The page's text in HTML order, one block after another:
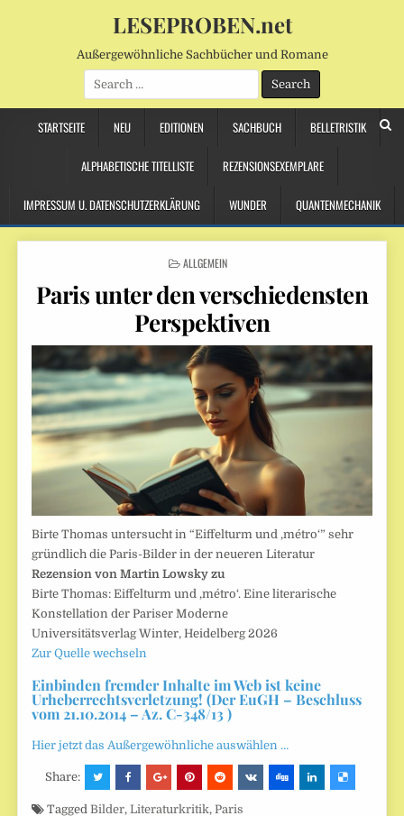
LESEPROBEN.net
Außergewöhnliche Sachbücher und Romane
Search
for:
STARTSEITE NEU EDITIONEN SACHBUCH BELLETRISTIK
ALPHABETISCHE TITELLISTE REZENSIONSEXEMPLARE
IMPRESSUM U. DATENSCHUTZERKLÄRUNG WUNDER QUANTENMECHANIK
POSTED
ALLGEMEIN
Paris unter den verschiedensten
Perspektiven
Birte Thomas untersucht in “Eiffelturm und ‚métro‘” sehr
gründlich die Paris-Bilder in der neueren Literatur
Rezension von Martin Lowsky zu
Birte Thomas: Eiffelturm und ‚métro‘. Eine literarische
Konstellation der Pariser Moderne
Universitätsverlag Winter, Heidelberg 2026
Zur Quelle wechseln
Einbinden fremder Inhalte im Web ist keine
Urheberrechtsverletzung! (Der EuGH – Beschluss
vom 21.10.2014 – Az. C-348/13 )
Hier jetzt das Außergewöhnliche auswählen …
Share:
Tagged Bilder,Literaturkritik, Paris